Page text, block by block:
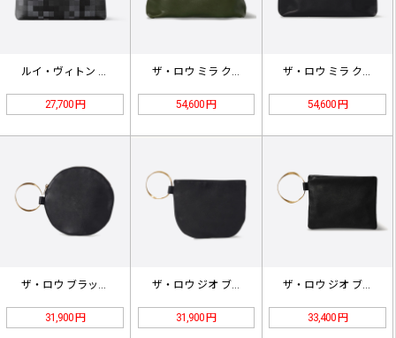
ルイ・ヴィトン ダモフラージュ クラ…
27,700 円
ザ・ロウ ミラ クラッチ グリーン …
54,600 円
ザ・ロウ ミラ クラッチ ブラック …
54,600 円
31,900 円
ザ・ロウ ジオ ブレスレット クラッ…
31,900 円 33,400 円